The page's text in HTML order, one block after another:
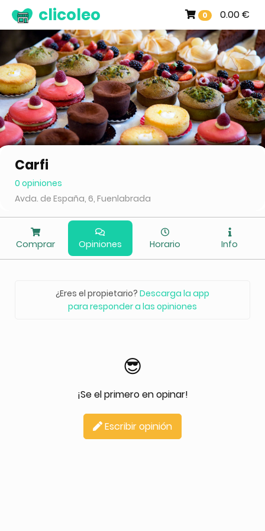
0 0.00 €
clicoleo
Carfi
0 opiniones
Avda. de España, 6, Fuenlabrada
Comprar Opiniones Horario Info
¿Eres el propietario? Descarga la app
para responder a las opiniones
😎
¡Se el primero en opinar!
Escribir opinión